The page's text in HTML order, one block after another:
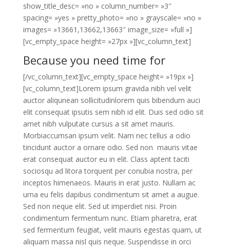
show_title_desc= »no » column_number= »3″
spacing= »yes » pretty_photo= »no » grayscale= »no »
images= »13661,13662,13663″ image_size= »full »]
[vc_empty_space height= »27px »][vc_column_text]
Because you need time for
[/vc_column_text][vc_empty_space height= »19px »]
[vc_column_text]Lorem ipsum gravida nibh vel velit
auctor aliqunean sollicitudinlorem quis bibendum auci
elit consequat ipsutis sem nibh id elit. Duis sed odio sit
amet nibh vulputate cursus a sit amet mauris.
Morbiaccumsan ipsum velit. Nam nec tellus a odio
tincidunt auctor a ornare odio. Sed non mauris vitae
erat consequat auctor eu in elit. Class aptent taciti
sociosqu ad litora torquent per conubia nostra, per
inceptos himenaeos. Mauris in erat justo. Nullam ac
urna eu felis dapibus condimentum sit amet a augue.
Sed non neque elit. Sed ut imperdiet nisi. Proin
condimentum fermentum nunc. Etiam pharetra, erat
sed fermentum feugiat, velit mauris egestas quam, ut
aliquam massa nisl quis neque. Suspendisse in orci